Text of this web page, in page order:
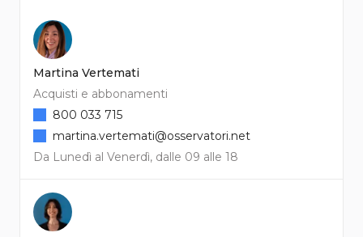
Martina Vertemati
Acquisti e abbonamenti
Da Lunedì al Venerdì, dalle 09 alle 18
800 033 715
martina.vertemati@osservatori.net